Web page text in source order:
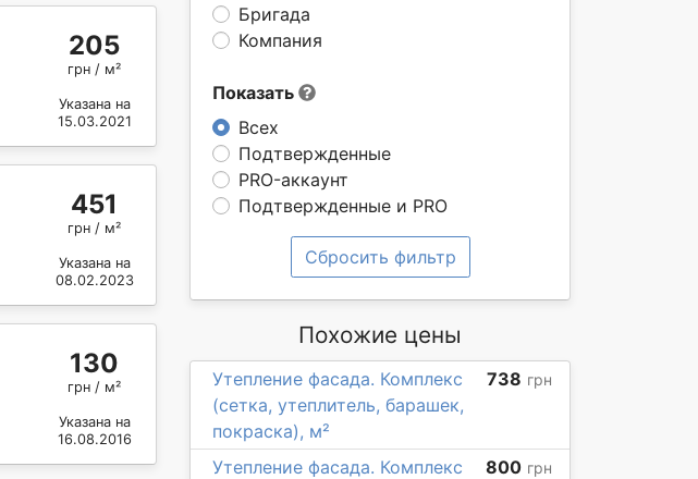
Бригада
Компания
Показать
Всех
Подтвержденные
PRO-аккаунт
Подтвержденные и PRO
Сбросить фильтр
205
грн / м²
Указана на
15.03.2021
451
грн / м²
Указана на
08.02.2023
130
грн / м²
Указана на
16.08.2016
Похожие цены
Утепление фасада. Комплекс
(сетка, утеплитель, барашек,
покраска), м²
738 грн
Утепление фасада. Комплекс
800 грн